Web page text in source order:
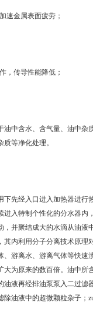
金属表面疲劳；
传导性能降低；
中含水、含气量、油中杂
等净化处理。
先经入口进入加热器进行
入特制个性化的分水器
并聚结成大的水滴从油
其内利用分子分离技术原
游离水、游离气体等快速
为原来的数百倍。油中
液再经排油泵泵入二过
油液中的超微颗粒杂子